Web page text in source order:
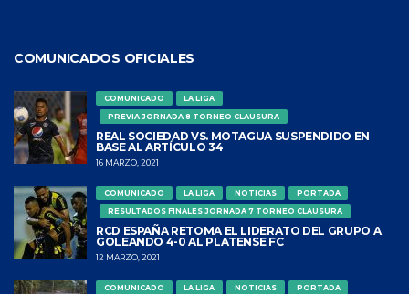
COMUNICADOS OFICIALES
COMUNICADO
LA LIGA
PREVIA JORNADA 8 TORNEO CLAUSURA
REAL SOCIEDAD VS. MOTAGUA SUSPENDIDO EN
BASE AL ARTÍCULO 34
16 MARZO, 2021
COMUNICADO LA LIGA NOTICIAS
PORTADA
RESULTADOS FINALES JORNADA 7 TORNEO CLAUSURA
RCD ESPAÑA RETOMA EL LIDERATO DEL GRUPO A
GOLEANDO 4-0 AL PLATENSE FC
12 MARZO, 2021
COMUNICADO LA LIGA NOTICIAS
PORTADA